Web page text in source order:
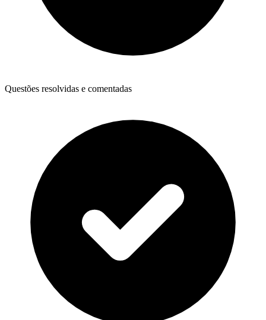
Questões resolvidas e comentadas